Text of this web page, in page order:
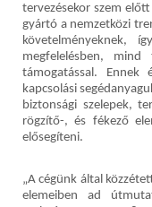
tervezésekor szem
gyártó a nemzetközi
követelményeknek,
megfelelésben,
támogatással. Ennek
kapcsolási
biztonsági szelepek,
rögzítő-, és fékező
elősegíteni.
„A cégünk által
elemeiben ad